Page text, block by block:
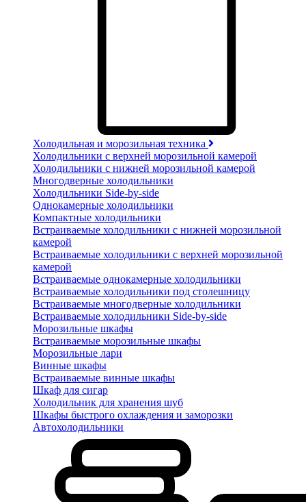
Холодильная и морозильная техника
Холодильники с верхней морозильной камерой
Холодильники с нижней морозильной камерой
Многодверные холодильники
Холодильники Side-by-side
Однокамерные холодильники
Компактные холодильники
Встраиваемые холодильники с нижней морозильной
камерой
Встраиваемые холодильники с верхней морозильной
камерой
Встраиваемые однокамерные холодильники
Встраиваемые холодильники под столешницу
Встраиваемые многодверные холодильники
Встраиваемые холодильники Side-by-side
Морозильные шкафы
Встраиваемые морозильные шкафы
Морозильные лари
Винные шкафы
Встраиваемые винные шкафы
Шкаф для сигар
Холодильник для хранения шуб
Шкафы быстрого охлаждения и заморозки
Автохолодильники